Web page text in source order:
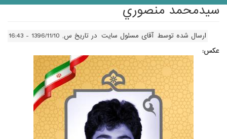
سيدمحمد منصوري
ارسال شده توسط آقای مسئول سایت در تاریخ س, 1396/11/10 - 16:43
عکس: